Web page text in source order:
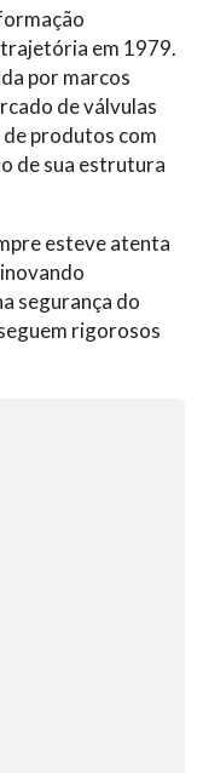
em 1979.
por marcos
de válvulas
produtos com
de sua estrutura
esteve atenta
segurança do
rigorosos